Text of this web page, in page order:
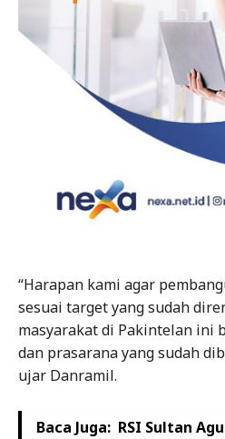
“Harapan kami agar
sesuai target yang sudah
masyarakat di Pakintelan ini
dan prasarana yang sudah
ujar Danramil.
Baca Juga: RSI Sultan